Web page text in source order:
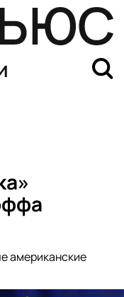
американские
сладкий